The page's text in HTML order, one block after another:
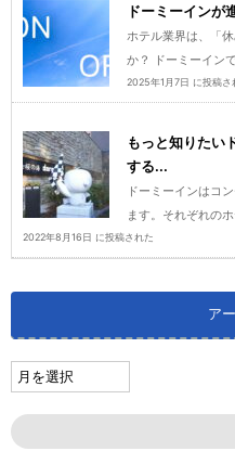
ドーミーインが
ホテル業界は、「
か？ ドーミーイン
2025年1月7日 に投稿さ
もっと知りたい
する...
ドーミーインはコ
ます。それぞれの
2022年8月16日 に投稿された
ア